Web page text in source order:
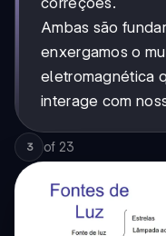
Ambas são
enxergamos o
eletromagnética
interage com
3 of 23